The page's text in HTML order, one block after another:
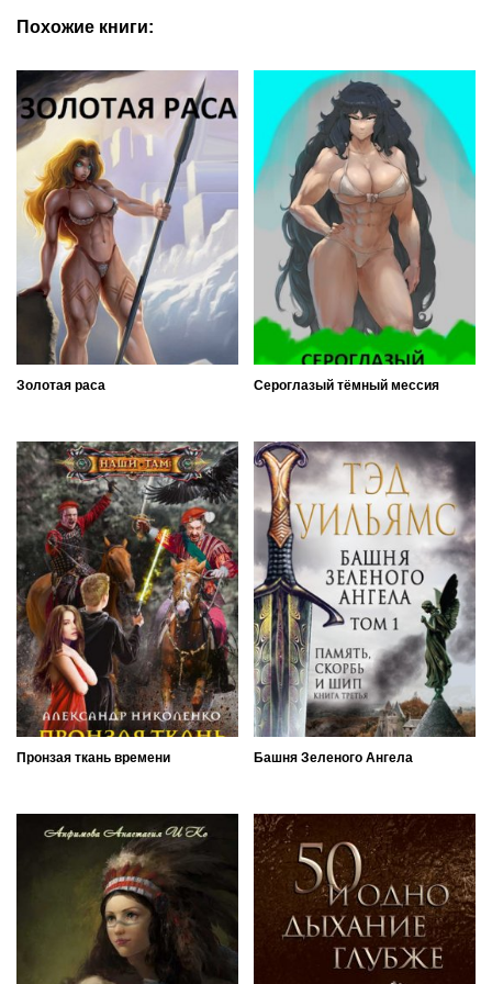
Похожие книги:
Золотая раса Сероглазый тёмный мессия
Пронзая ткань времени Башня Зеленого Ангела